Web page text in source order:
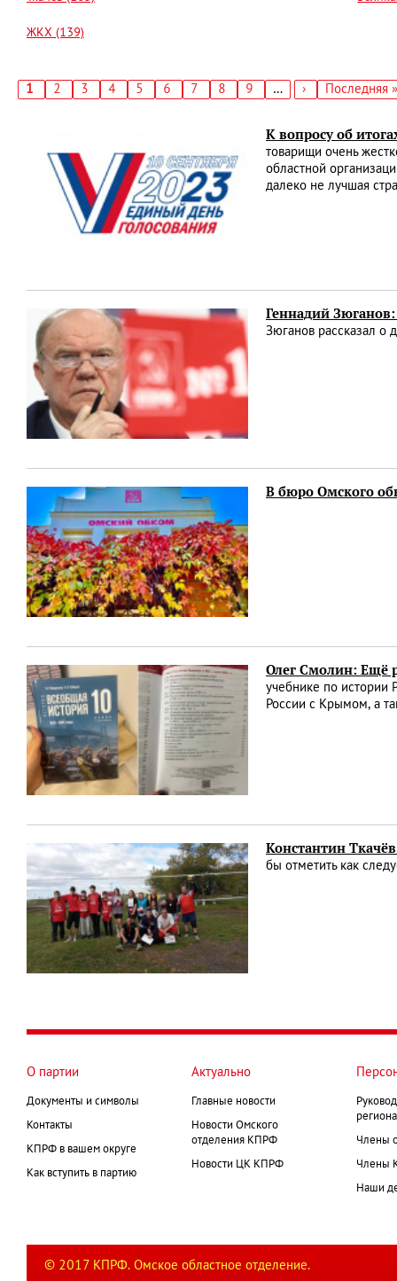
ЖКХ (139)
Текущая
1 Страница
2 Страница
3 Страница
4 Страница
5 Страница
6 Страница
7 Страница
8 Страница
9 …
Следующая
›
Последняя
Последняя »
К вопросу об
товарищи очень
областной
далеко не лучшая
Геннадий
Зюганов рассказал
В бюро Омского
Олег Смолин: Ещё
учебнике по истории
России с Крымом, а
Константин
бы отметить как
О партии
Документы и символы
Контакты
КПРФ в вашем округе
Как вступить в партию
Актуально
Главные новости
Новости Омского
отделения КПРФ
Новости ЦК КПРФ
Члены
Члены
Наши
© 2017 КПРФ. Омское областное отделение.